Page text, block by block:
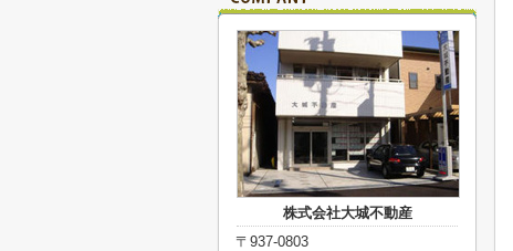
株式会社大城不動産
〒937-0803